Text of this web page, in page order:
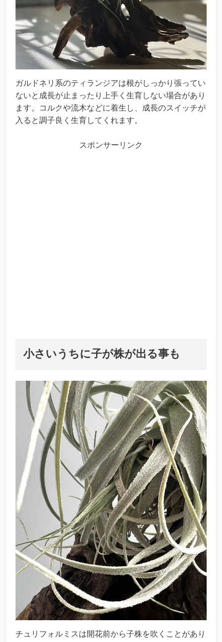
ガルドネリ系のティランジアは根がしっかり張ってい
ないと成長が止まったり上手く生育しない場合があり
ます。コルクや流木などに着生し、成長のスイッチが
入ると調子良く生育してくれます。
スポンサーリンク
小さいうちに子が株が出る事も
チュリフォルミスは開花前から子株を吹くことがあり